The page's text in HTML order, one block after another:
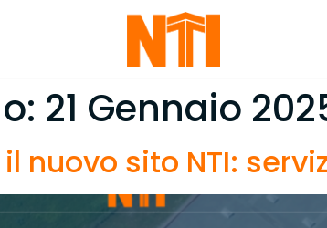
21 Gennaio
nuovo sito NTI: